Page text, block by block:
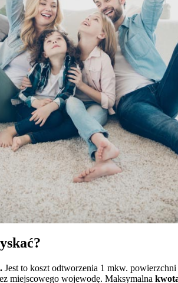
Jest to koszt odtworzenia 1 mkw.
miejscowego wojewodę. Maksymalna